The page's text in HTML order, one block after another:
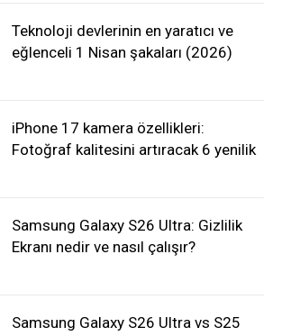
Teknoloji devlerinin en yaratıcı ve
eğlenceli 1 Nisan şakaları (2026)
iPhone 17 kamera özellikleri:
Fotoğraf kalitesini artıracak 6 yenilik
Samsung Galaxy S26 Ultra: Gizlilik
Ekranı nedir ve nasıl çalışır?
Samsung Galaxy S26 Ultra vs S25